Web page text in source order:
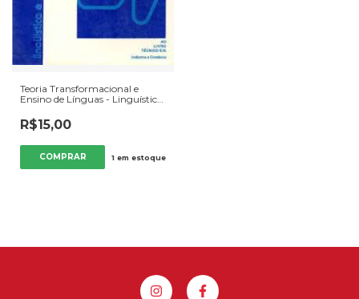
Teoria Transformacional e
Ensino de Línguas - Linguística
de Lima (1981) [usado]
R$15,00
1em estoque